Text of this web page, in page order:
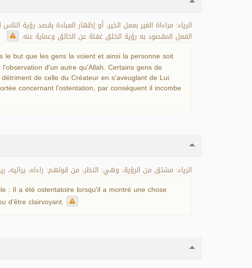
الرياء: مراءاة الغير بعمل الخير، أو إظهار العبادة بقصد
الفعل المقصود به رؤية الخلق غفلة عن الخالق وعماية عنه.
but que les gens la voient et ainsi la personne soit
d'un autre qu'Allah. Certains gens de
de celle du Créateur en s'aveuglant de Lui.
concernant l'ostentation, par conséquent il incombe
الرياء: مشتق من الرؤية، وهي: النظر، من قولهم: راءاه،
: Il a été ostentatoire lorsqu'il a montré une chose
d'être clairvoyant.